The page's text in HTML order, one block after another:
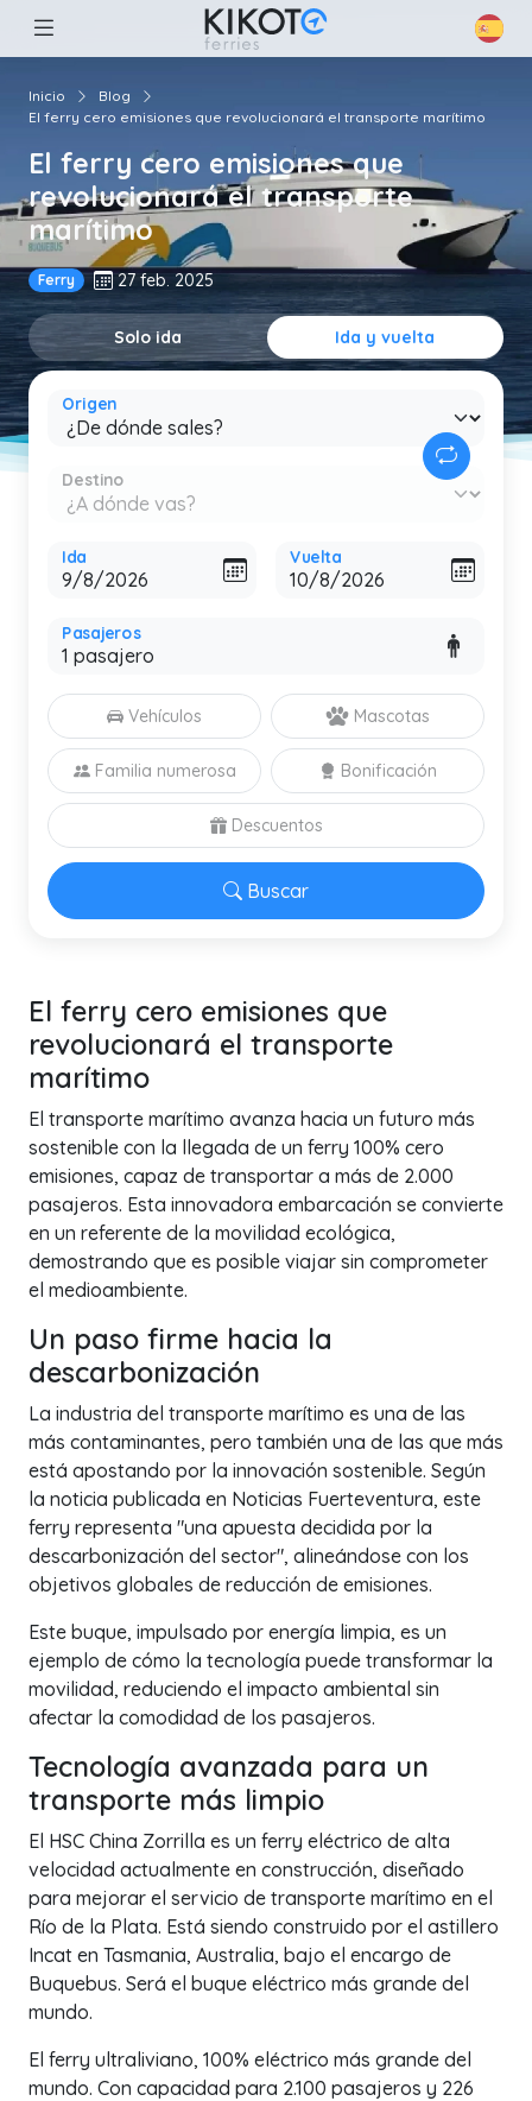
Inicio
Blog
El ferry cero emisiones que revolucionará el transporte marítimo
El ferry cero emisiones que
revolucionará el transporte
marítimo
Ferry 27 feb. 2025
Solo ida Ida y vuelta
Origen
Destino
Ida Vuelta
Pasajeros
Buscar
Vehículos Mascotas
Familia numerosa Bonificación
Descuentos
El ferry cero emisiones que
revolucionará el transporte
marítimo
El transporte marítimo avanza hacia un futuro más
sostenible con la llegada de un ferry 100% cero
emisiones, capaz de transportar a más de 2.000
pasajeros. Esta innovadora embarcación se convierte
en un referente de la movilidad ecológica,
demostrando que es posible viajar sin comprometer
el medioambiente.
Un paso firme hacia la
descarbonización
La industria del transporte marítimo es una de las
más contaminantes, pero también una de las que más
está apostando por la innovación sostenible. Según
la noticia publicada en Noticias Fuerteventura, este
ferry representa "una apuesta decidida por la
descarbonización del sector", alineándose con los
objetivos globales de reducción de emisiones.
Este buque, impulsado por energía limpia, es un
ejemplo de cómo la tecnología puede transformar la
movilidad, reduciendo el impacto ambiental sin
afectar la comodidad de los pasajeros.
Tecnología avanzada para un
transporte más limpio
El HSC China Zorrilla es un ferry eléctrico de alta
velocidad actualmente en construcción, diseñado
para mejorar el servicio de transporte marítimo en el
Río de la Plata. Está siendo construido por el astillero
Incat en Tasmania, Australia, bajo el encargo de
Buquebus. Será el buque eléctrico más grande del
mundo.
El ferry ultraliviano, 100% eléctrico más grande del
mundo. Con capacidad para 2.100 pasajeros y 226